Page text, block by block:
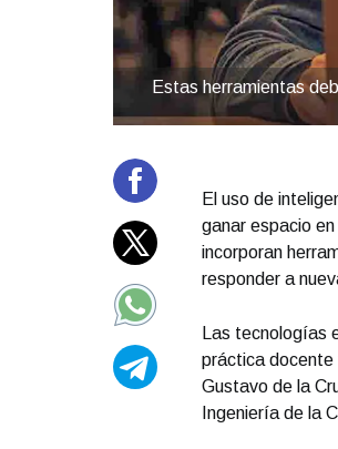
Estas herramientas
El uso de
ganar espacio
incorporan
responder a
Las tecnologías
práctica docente
Gustavo de la
Ingeniería de la